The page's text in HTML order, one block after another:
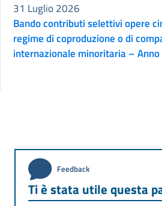
Bando contributi selettivi opere
regime di coproduzione o di
internazionale minoritaria –
31 Luglio 2026
Feedback
Ti è stata utile questa